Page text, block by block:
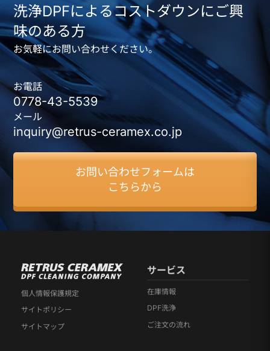
洗浄DPFによるコストダウンにご興
味のある方
お気軽にお問い合わせください。
お電話
0778-43-5539
メール
inquiry@retrus-ceramex.co.jp
お問い合わせフォームは
こちらから
個人情報保護規定
サイトポリシー
サイトマップ
サービス
在庫情報
DPF洗浄
ご注文の流れ